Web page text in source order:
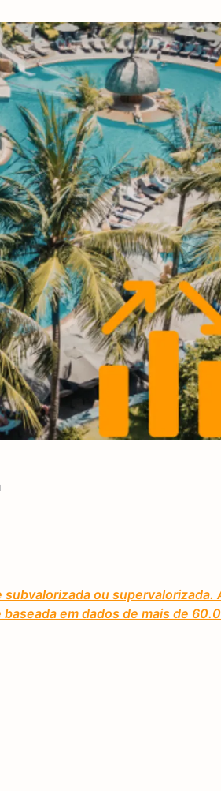
ou supervalorizada.
em dados de mais de